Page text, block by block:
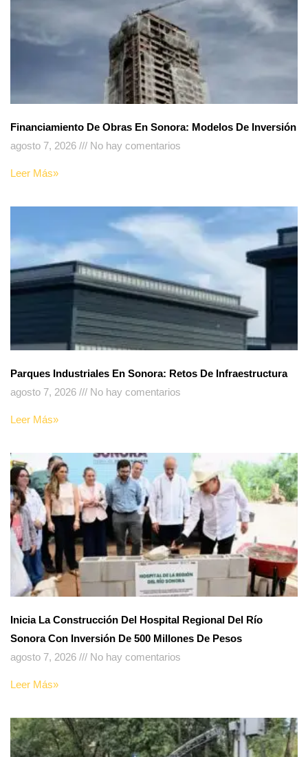
Financiamiento De Obras En Sonora: Modelos De Inversión
agosto 7, 2026
No hay comentarios
Leer Más»
Parques Industriales En Sonora: Retos De Infraestructura
agosto 7, 2026
No hay comentarios
Leer Más»
Inicia La Construcción Del Hospital Regional Del Río
Sonora Con Inversión De 500 Millones De Pesos
agosto 7, 2026
No hay comentarios
Leer Más»